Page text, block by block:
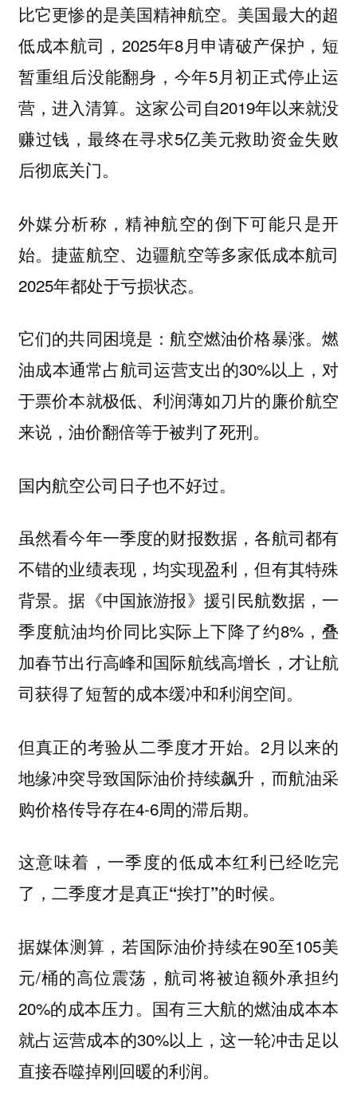
比它更惨的是美国精神航空。美国最大的超
低成本航司，2025年8月申请破产保护，短
暂重组后没能翻身，今年5月初正式停止运
营，进入清算。这家公司自2019年以来就没
赚过钱，最终在寻求5亿美元救助资金失败
后彻底关门。
外媒分析称，精神航空的倒下可能只是开
始。捷蓝航空、边疆航空等多家低成本航司
2025年都处于亏损状态。
它们的共同困境是：航空燃油价格暴涨。燃
油成本通常占航司运营支出的30%以上，对
于票价本就极低、利润薄如刀片的廉价航空
来说，油价翻倍等于被判了死刑。
国内航空公司日子也不好过。
虽然看今年一季度的财报数据，各航司都有
不错的业绩表现，均实现盈利，但有其特殊
背景。据《中国旅游报》援引民航数据，一
季度航油均价同比实际上下降了约8%，叠
加春节出行高峰和国际航线高增长，才让航
司获得了短暂的成本缓冲和利润空间。
但真正的考验从二季度才开始。2月以来的
地缘冲突导致国际油价持续飙升，而航油采
购价格传导存在4-6周的滞后期。
这意味着，一季度的低成本红利已经吃完
了，二季度才是真正“挨打”的时候。
据媒体测算，若国际油价持续在90至105美
元/桶的高位震荡，航司将被迫额外承担约
20%的成本压力。国有三大航的燃油成本本
就占运营成本的30%以上，这一轮冲击足以
直接吞噬掉刚回暖的利润。